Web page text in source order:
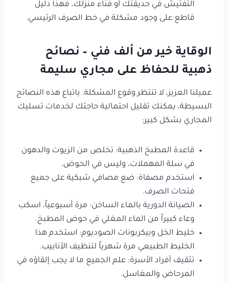
التفتيش في حديقتك أو فناء منزلك، فهذا دليل
قاطع على وجود مشكلة في خط الصرف الرئيسي.
الوقاية خير من ألف فني – نصائح
ذهبية للحفاظ على مجاري سليمة
عميلنا العزيز، لا تنتظر وقوع المشكلة. باتباع هذه النصائح
البسيطة، يمكنك تقليل احتمالية حاجتك لخدمات تسليك
المجاري بشكل كبير:
قاعدة المطبخ الذهبية: تخلص من الزيوت والدهون
في سلة المهملات، وليس في الحوض.
استخدم مصفاة: ضع مصافي شبكية على جميع
فتحات الصرف.
الصيانة الدورية بالماء الساخن: مرة أسبوعياً، اسكب
وعاء كبيراً من الماء المغلي في حوض المطبخ.
خليط الخل وبيكربونات الصوديوم: استخدم هذا
الخليط الطبيعي مرة شهرياً لتنظيف الأنابيب.
تثقيف أفراد الأسرة: علم الجميع ما لا يجب إلقاؤه في
المرحاض والمغاسل.